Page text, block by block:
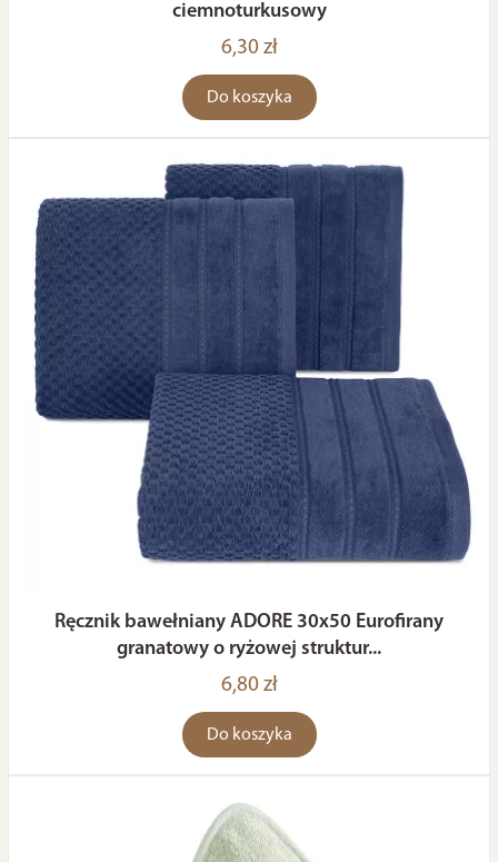
ciemnoturkusowy
6,30 zł
Do koszyka
Ręcznik bawełniany ADORE 30x50 Eurofirany
granatowy o ryżowej struktur...
6,80 zł
Do koszyka